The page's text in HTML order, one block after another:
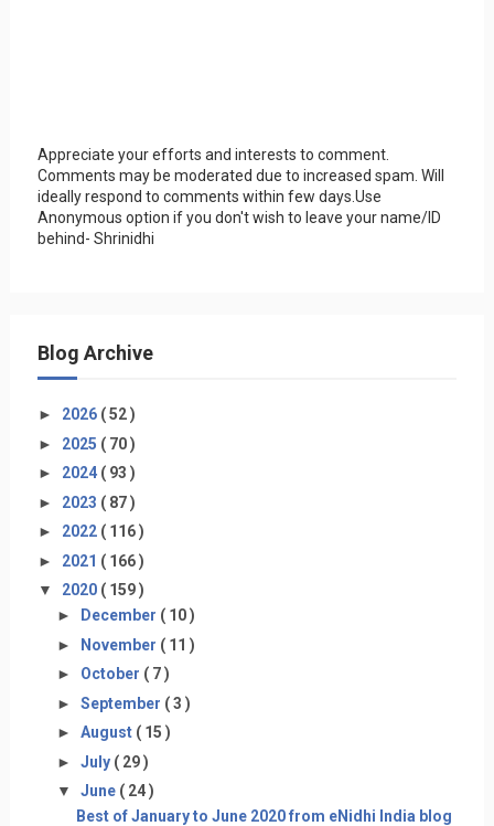
Appreciate your efforts and interests to comment.
Comments may be moderated due to increased spam. Will
ideally respond to comments within few days.Use
Anonymous option if you don't wish to leave your name/ID
behind- Shrinidhi
Blog Archive
► 2026 ( 52 )
► 2025 ( 70 )
► 2024 ( 93 )
► 2023 ( 87 )
► 2022 ( 116 )
► 2021 ( 166 )
▼ 2020 ( 159 )
►
December ( 10 )
► November ( 11 )
► October ( 7 )
► September ( 3 )
► August ( 15 )
► July ( 29 )
▼ June ( 24 )
Best of January to June 2020 from eNidhi India blog